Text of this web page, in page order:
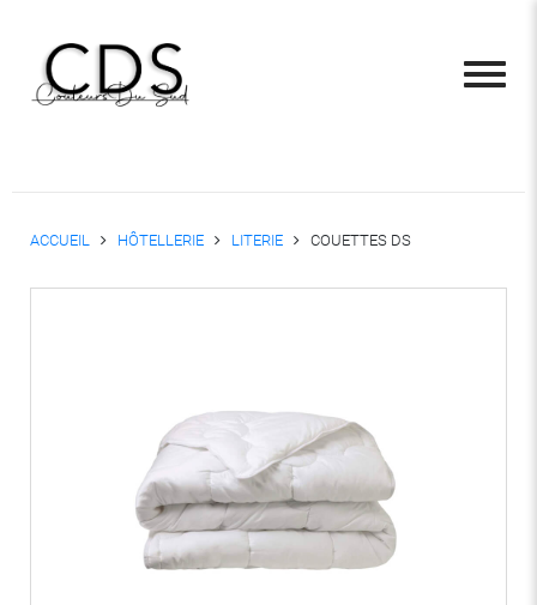
ACCUEIL HÔTELLERIE LITERIE COUETTES DS